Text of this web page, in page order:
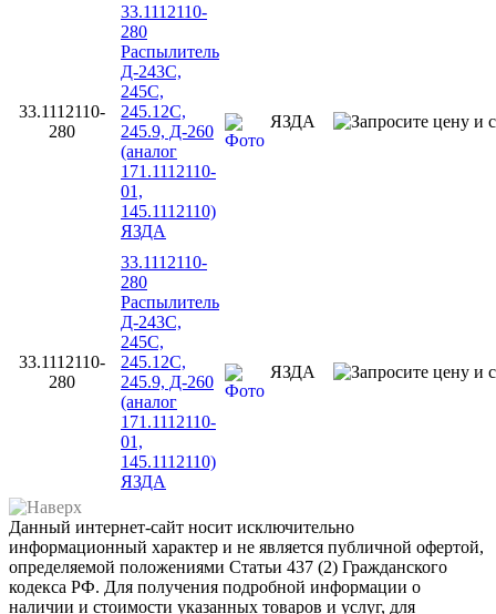
33.1112110-
280
33.1112110-
280
Распылитель
Д-243С,
245С,
245.12С,
245.9, Д-260
(аналог
171.1112110-
01,
145.1112110)
ЯЗДА
ЯЗДА
33.1112110-
280
33.1112110-
280
Распылитель
Д-243С,
245С,
245.12С,
245.9, Д-260
(аналог
171.1112110-
01,
145.1112110)
ЯЗДА
ЯЗДА
Данный интернет-сайт носит исключительно
информационный характер и не является публичной офертой,
определяемой положениями Статьи 437 (2) Гражданского
кодекса РФ. Для получения подробной информации о
наличии и стоимости указанных товаров и услуг, для